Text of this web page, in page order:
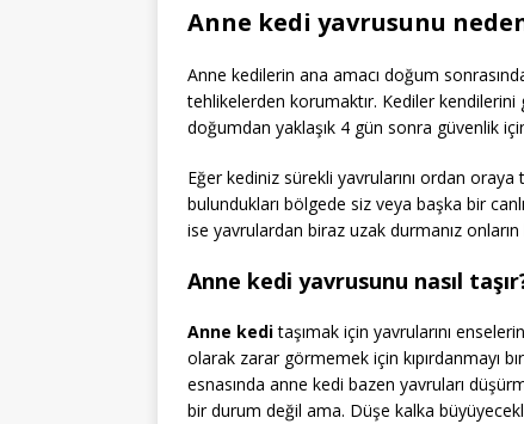
Anne kedi yavrusunu
Anne kedilerin ana amacı doğum
tehlikelerden korumaktır. Kediler
doğumdan yaklaşık 4 gün sonra güvenlik
Eğer kediniz sürekli yavrularını ordan
bulundukları bölgede siz veya başka bir
ise yavrulardan biraz uzak durmanız
Anne kedi yavrusunu nasıl
Anne keditaşımak için yavrularını
olarak zarar görmemek için kıpırdanmayı
esnasında anne kedi bazen yavruları
bir durum değil ama. Düşe kalka